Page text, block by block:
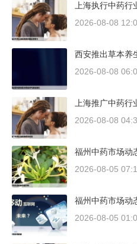
上海执行中药
2026-08-08
西安推出草本养
2026-08-08
上海推广中药
2026-08-08
福州中药市场动
2026-08-05
福州中药市场动
2026-08-05